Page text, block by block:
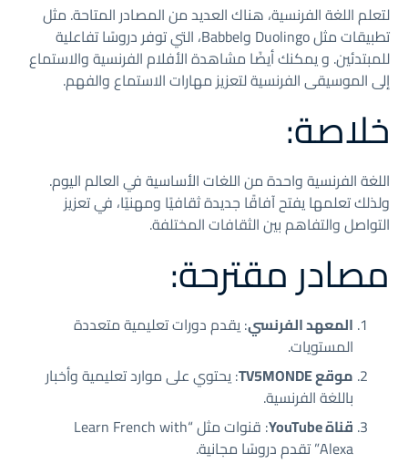
لتعلم اللغة الفرنسية، هناك العديد من المصادر المتاحة. مثل
تطبيقات مثل Duolingo وBabbel، التي توفر دروسًا تفاعلية
للمبتدئين. و يمكنك أيضًا مشاهدة الأفلام الفرنسية والاستماع
إلى الموسيقى الفرنسية لتعزيز مهارات الاستماع والفهم.
خلاصة:
اللغة الفرنسية واحدة من اللغات الأساسية في العالم اليوم.
ولذلك تعلمها يفتح آفاقًا جديدة ثقافيًا ومهنيًا، في تعزيز
التواصل والتفاهم بين الثقافات المختلفة.
مصادر مقترحة:
المعهد الفرنسي: يقدم دورات تعليمية متعددة
المستويات.
موقع TV5MONDE
: يحتوي على موارد تعليمية وأخبار
باللغة الفرنسية.
قناة YouTube
: قنوات مثل “Learn French with
Alexa” تقدم دروسًا مجانية.